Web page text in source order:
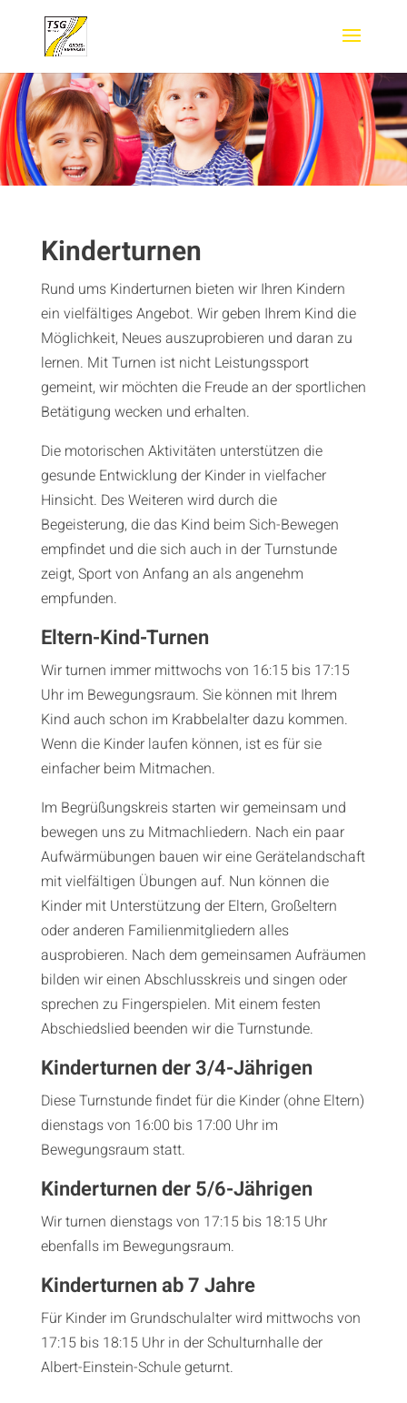
Kinderturnen
Rund ums Kinderturnen bieten wir Ihren Kindern
ein vielfältiges Angebot. Wir geben Ihrem Kind die
Möglichkeit, Neues auszuprobieren und daran zu
lernen. Mit Turnen ist nicht Leistungssport
gemeint, wir möchten die Freude an der sportlichen
Betätigung wecken und erhalten.
Die motorischen Aktivitäten unterstützen die
gesunde Entwicklung der Kinder in vielfacher
Hinsicht. Des Weiteren wird durch die
Begeisterung, die das Kind beim Sich-Bewegen
empfindet und die sich auch in der Turnstunde
zeigt, Sport von Anfang an als angenehm
empfunden.
Eltern-Kind-Turnen
Wir turnen immer mittwochs von 16:15 bis 17:15
Uhr im Bewegungsraum. Sie können mit Ihrem
Kind auch schon im Krabbelalter dazu kommen.
Wenn die Kinder laufen können, ist es für sie
einfacher beim Mitmachen.
Im Begrüßungskreis starten wir gemeinsam und
bewegen uns zu Mitmachliedern. Nach ein paar
Aufwärmübungen bauen wir eine Gerätelandschaft
mit vielfältigen Übungen auf. Nun können die
Kinder mit Unterstützung der Eltern, Großeltern
oder anderen Familienmitgliedern alles
ausprobieren. Nach dem gemeinsamen Aufräumen
bilden wir einen Abschlusskreis und singen oder
sprechen zu Fingerspielen. Mit einem festen
Abschiedslied beenden wir die Turnstunde.
Kinderturnen der 3/4-Jährigen
Diese Turnstunde findet für die Kinder (ohne Eltern)
dienstags von 16:00 bis 17:00 Uhr im
Bewegungsraum statt.
Kinderturnen der 5/6-Jährigen
Wir turnen dienstags von 17:15 bis 18:15 Uhr
ebenfalls im Bewegungsraum.
Kinderturnen ab 7 Jahre
Für Kinder im Grundschulalter wird mittwochs von
17:15 bis 18:15 Uhr in der Schulturnhalle der
Albert-Einstein-Schule geturnt.